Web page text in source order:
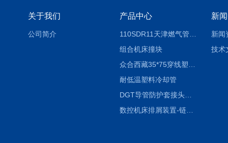
关于我们
公司简介
产品中心
组合机床撞块
耐低温塑料冷却管
DGT导管防护套接头形式与参数
数控机床排屑装置-链板式排屑机
新
新闻
技术